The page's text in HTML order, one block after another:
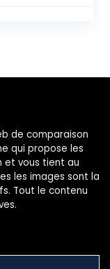
de comparaison
qui propose les
et vous tient au
les images sont la
Tout le contenu